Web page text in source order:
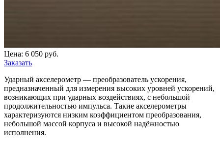
Цена: 6 050 руб.
Заказать
Ударный акселерометр — преобразователь ускорения,
предназначенный для измерения высоких уровней ускорений,
возникающих при ударных воздействиях, с небольшой
продолжительностью импульса. Такие акселерометры
характеризуются низким коэффициентом преобразования,
небольшой массой корпуса и высокой надёжностью
исполнения.